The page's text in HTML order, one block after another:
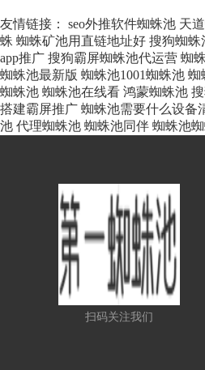
友情链接： seo外推软件蜘蛛池 天
蛛 蜘蛛矿池用直链地址好 搜狗蜘蛛
app推广 搜狗霸屏蜘蛛池代运营 蜘
蜘蛛池最新版 蜘蛛池1001蜘蛛池 蜘
蜘蛛池 蜘蛛池在线看 鸿蒙蜘蛛池
搭建霸屏推广 蜘蛛池需要什么设备
池 代理蜘蛛池 蜘蛛池同伴 蜘蛛池
扫码关注我们